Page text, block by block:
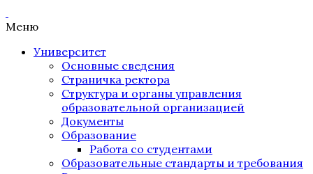
Меню
Университет
Основные сведения
Страничка ректора
Структура и органы управления
образовательной организацией
Документы
Образование
Работа со студентами
Образовательные стандарты и требования